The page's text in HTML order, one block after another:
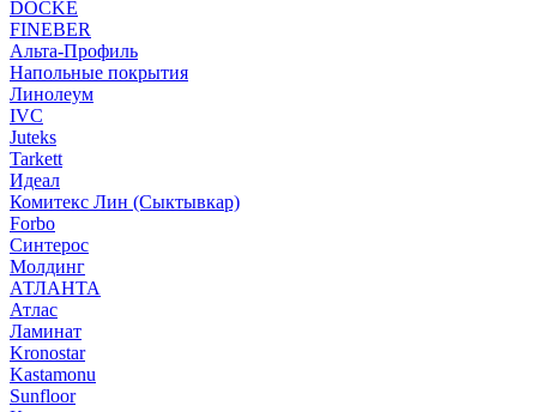
DOCKE
FINEBER
Альта-Профиль
Напольные покрытия
Линолеум
IVC
Juteks
Tarkett
Идеал
Комитекс Лин (Сыктывкар)
Forbo
Синтерос
Молдинг
АТЛАНТА
Атлас
Ламинат
Kronostar
Kastamonu
Sunfloor